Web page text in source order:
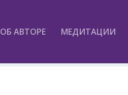
ОБ АВТОРЕ МЕДИТАЦИИ